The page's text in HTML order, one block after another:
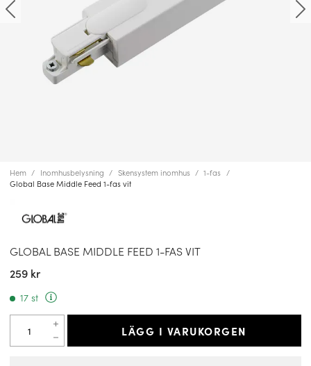
Hem Inomhusbelysning Skensystem inomhus
1-fas
Global Base Middle Feed 1-fas vit
GLOBAL BASE MIDDLE FEED 1-FAS VIT
259 kr
17 st
LÄGG I VARUKORGEN